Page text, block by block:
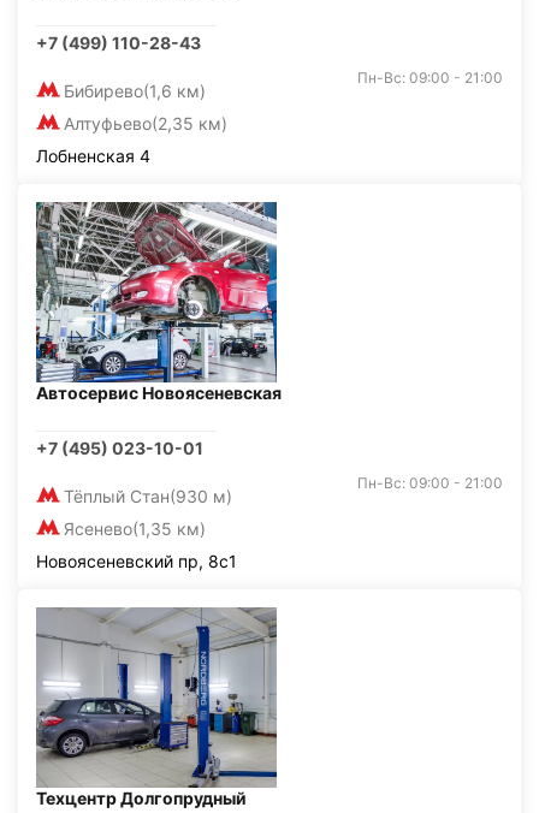
+7 (499) 110-28-43
Бибирево(1,6 км)
Алтуфьево(2,35 км)
Пн-Вс: 09:00 - 21:00
Лобненская 4
Автосервис Новоясеневская
+7 (495) 023-10-01
Тёплый Стан(930 м)
Ясенево(1,35 км)
Пн-Вс: 09:00 - 21:00
Новоясеневский пр, 8с1
Техцентр Долгопрудный